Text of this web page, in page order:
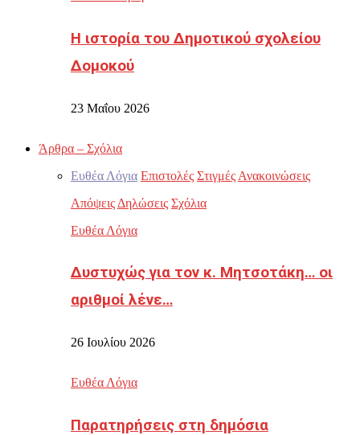
Η ιστορία του Δημοτικού σχολείου
Δομοκού
23 Μαΐου 2026
Άρθρα – Σχόλια
Ευθέα Λόγια Επιστολές Στιγμές Ανακοινώσεις
Απόψεις Δηλώσεις Σχόλια
Ευθέα Λόγια
Δυστυχώς για τον κ. Μητσοτάκη… οι
αριθμοί λένε…
26 Ιουλίου 2026
Ευθέα Λόγια
Παρατηρήσεις στη δημόσια